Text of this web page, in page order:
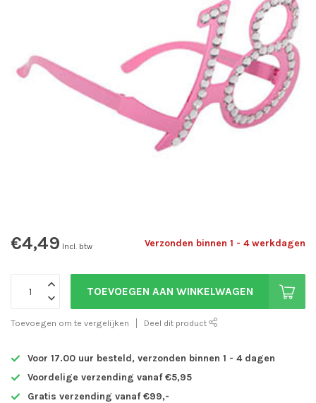
€4,49 Incl. btw Verzonden binnen 1 - 4 werkdagen
TOEVOEGEN AAN WINKELWAGEN
Toevoegen om te vergelijken Deel dit product
Voor 17.00 uur besteld, verzonden binnen 1 - 4 dagen
Voordelige verzending vanaf €5,95
Gratis verzending vanaf €99,-